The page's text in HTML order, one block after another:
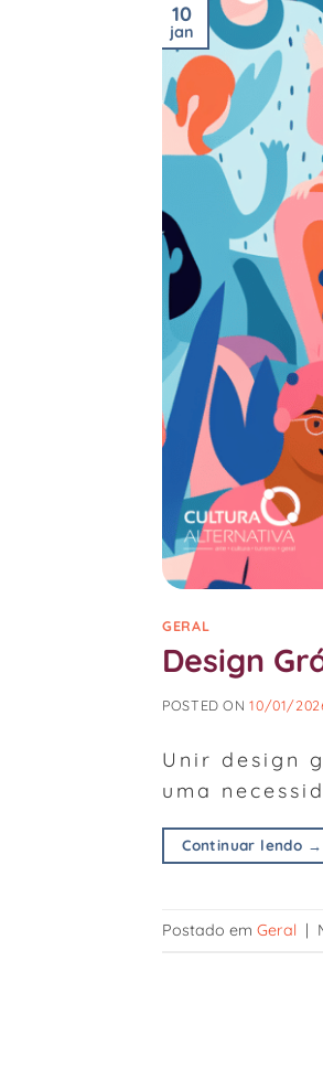
10
jan
GERAL
Design
POSTED ON10/01/
Unir design
uma
Continuar lendo →
Postado em Geral |